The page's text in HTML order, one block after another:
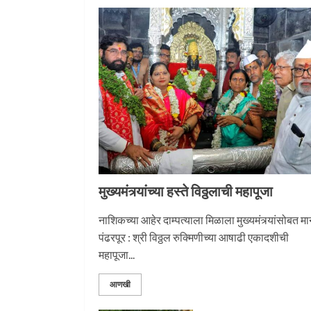
1
2
नगरच्या काळे दाम्पत्याला
महापूजेचा मान
3
प्रस्थान सोहळ्यासाठी
मुख्यमंत्र्यांच्या हस्ते विठ्ठलाची महापूजा
नाशिकच्या आहेर दाम्पत्याला मिळाला मुख्यमंत्र्यांसोबत
पंढरपूर : श्री विठ्ठल रुक्मिणीच्या आषाढी एकादशीची
महापूजा...
आणखी